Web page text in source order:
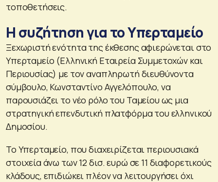
τοποθετήσεις.
Η συζήτηση για το Υπερταμείο
Ξεχωριστή ενότητα της έκθεσης αφιερώνεται στο
Υπερταμείο (Ελληνική Εταιρεία Συμμετοχών και
Περιουσίας) με τον αναπληρωτή διευθύνοντα
σύμβουλο, Κωνσταντίνο Αγγελόπουλο, να
παρουσιάζει το νέο ρόλο του Ταμείου ως μια
στρατηγική επενδυτική πλατφόρμα του ελληνικού
Δημοσίου.
Το Υπερταμείο, που διαχειρίζεται περιουσιακά
στοιχεία άνω των 12 δισ. ευρώ σε 11 διαφορετικούς
κλάδους, επιδιώκει πλέον να λειτουργήσει όχι